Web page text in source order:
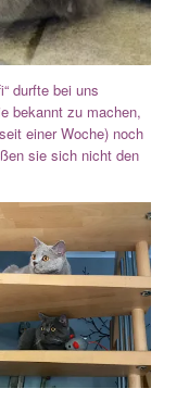
durfte bei uns
bekannt zu machen,
einer Woche) noch
sie sich nicht den